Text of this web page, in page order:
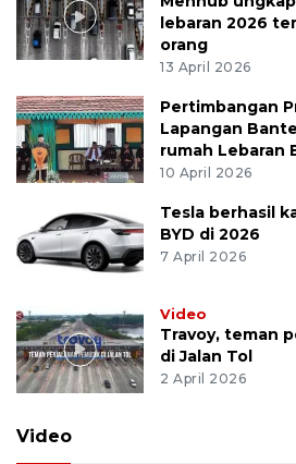
lebaran 2026
orang
13 April 2026
Pertimbangan
Lapangan
rumah Lebaran
10 April 2026
Tesla berhasil
BYD di 2026
7 April 2026
Video
Travoy, teman
di Jalan Tol
2 April 2026
Video